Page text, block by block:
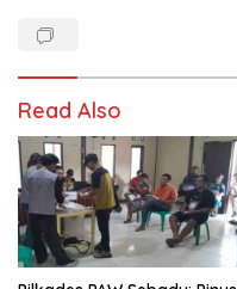
Read Also